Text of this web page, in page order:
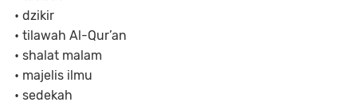
• dzikir
• tilawah Al-Qur’an
• shalat malam
• majelis ilmu
• sedekah